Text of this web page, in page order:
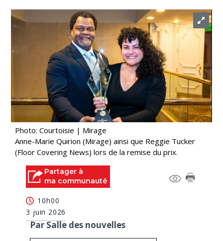
Photo: Courtoisie | Mirage
Anne-Marie Quirion (Mirage) ainsi que Reggie Tucker
(Floor Covering News) lors de la remise du prix.
Partager à
ma communauté
10h00
3 juin 2026
Par Salle des nouvelles